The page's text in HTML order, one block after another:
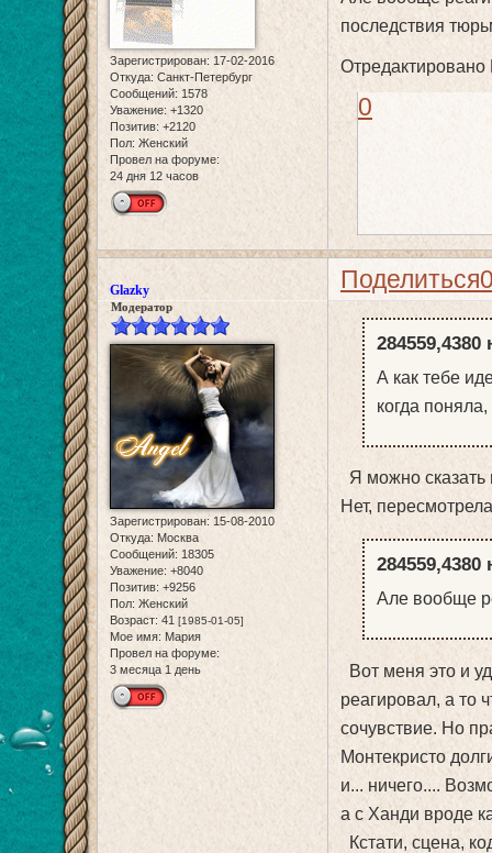
Зарегистрирован: 17-02-2016
Откуда: Санкт-Петербург
Сообщений: 1578
Уважение: +1320
Позитив: +2120
Пол: Женский
Провел на форуме:
24 дня 12 часов
последствия
0
Поделиться
Glazky
Модератор
Зарегистрирован: 15-08-2010
Откуда: Москва
Сообщений: 18305
Уважение: +8040
Позитив: +9256
Пол: Женский
Возраст: 41 [1985-01-05]
Мое имя: Мария
Провел на форуме:
3 месяца 1 день
284559,4380
А как тебе
когда
Я можно сказать
Нет,
284559,4380
Але вообще
Вот меня это и
реагировал, а то
сочувствие. Но
Монтекристо
и... ничего....
а с Ханди вроде
Кстати, сцена,